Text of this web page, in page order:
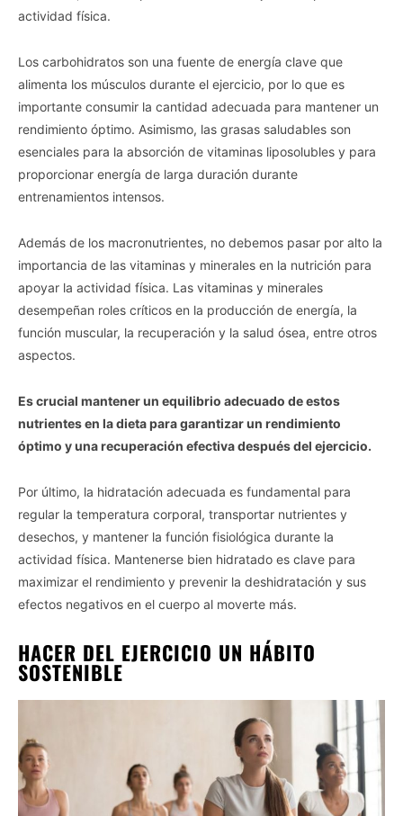
actividad física.
Los carbohidratos son una fuente de energía clave que
alimenta los músculos durante el ejercicio, por lo que es
importante consumir la cantidad adecuada para mantener un
rendimiento óptimo. Asimismo, las grasas saludables son
esenciales para la absorción de vitaminas liposolubles y para
proporcionar energía de larga duración durante
entrenamientos intensos.
Además de los macronutrientes, no debemos pasar por alto la
importancia de las vitaminas y minerales en la nutrición para
apoyar la actividad física. Las vitaminas y minerales
desempeñan roles críticos en la producción de energía, la
función muscular, la recuperación y la salud ósea, entre otros
aspectos.
Es crucial mantener un equilibrio adecuado de estos
nutrientes en la dieta para garantizar un rendimiento
óptimo y una recuperación efectiva después del ejercicio.
Por último, la hidratación adecuada es fundamental para
regular la temperatura corporal, transportar nutrientes y
desechos, y mantener la función fisiológica durante la
actividad física. Mantenerse bien hidratado es clave para
maximizar el rendimiento y prevenir la deshidratación y sus
efectos negativos en el cuerpo al moverte más.
HACER DEL EJERCICIO UN HÁBITO
SOSTENIBLE